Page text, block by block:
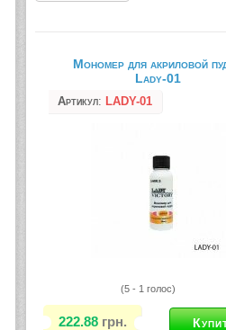
Мономер для акриловой
Lady-01
Артикул: LADY-01
(5 - 1 голос)
222.88 грн.